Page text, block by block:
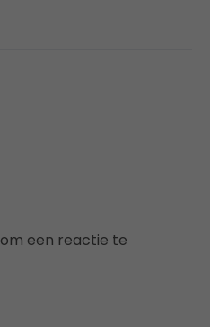
om een reactie te